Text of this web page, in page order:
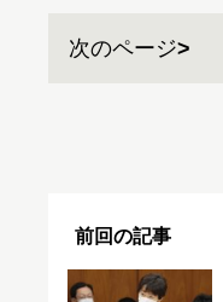
次のページ
前回の記事